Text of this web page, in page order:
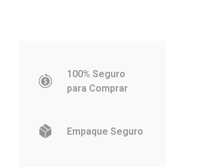
100% Seguro
para Comprar
Empaque Seguro